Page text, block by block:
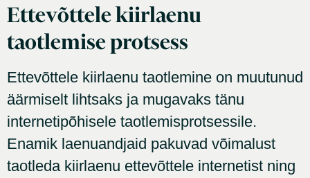
Ettevõttele kiirlaenu
taotlemise protsess
Ettevõttele kiirlaenu taotlemine on muutunud
äärmiselt lihtsaks ja mugavaks tänu
internetipõhisele taotlemisprotsessile.
Enamik laenuandjaid pakuvad võimalust
taotleda kiirlaenu ettevõttele internetist ning